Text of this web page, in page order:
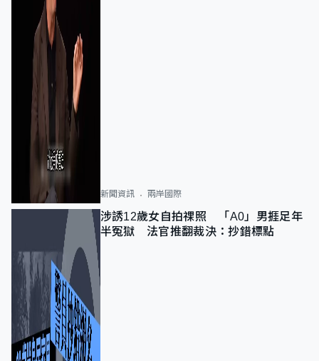
新聞資訊 兩岸國際
涉誘12歲女自拍祼照 「A0」男捱足年
半冤獄 法官推翻裁決：抄錯標點